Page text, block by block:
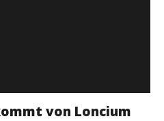
von Loncium